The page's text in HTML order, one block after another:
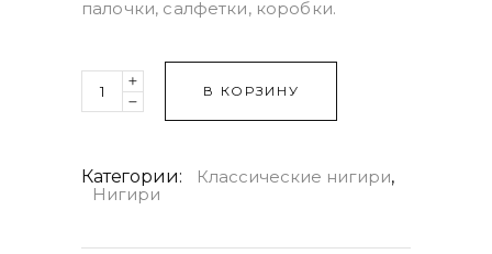
палочки, салфетки, коробки.
Quantity В КОРЗИНУ
Категории: Классические нигири,
Нигири